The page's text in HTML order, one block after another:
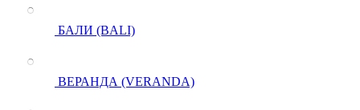
БАЛИ (BALI)
ВЕРАНДА (VERANDA)